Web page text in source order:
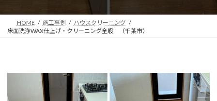
プ
動
HOME 施工事例
ハウスクリーニング
床面洗浄WAX仕上げ・クリーニング全般 （千葉市）